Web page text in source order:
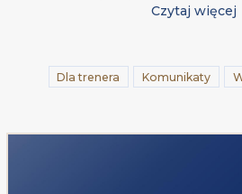
Czytaj więcej
Dla trenera Komunikaty